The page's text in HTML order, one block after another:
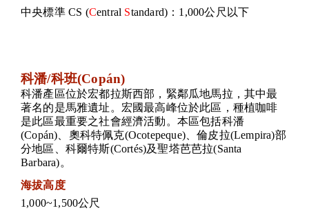
中央標準 CS (Central Standard)：1,000公尺以下
科潘/科班(Copán)
科潘產區位於宏都拉斯西部，緊鄰瓜地馬拉，其中最
著名的是馬雅遺址。宏國最高峰位於此區，種植咖啡
是此區最重要之社會經濟活動。本區包括科潘
(Copán)、奧科特佩克(Ocotepeque)、倫皮拉(Lempira)部
分地區、科爾特斯(Cortés)及聖塔芭芭拉(Santa
Barbara)。
海拔高度
1,000~1,500公尺